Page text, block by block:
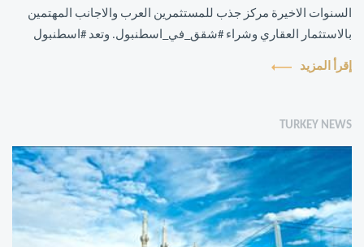
السنوات الاخيرة مركز جذب للمستثمرين العرب والاجانب المهتمين
بالاستثمار العقاري وشراء #شقق_في_اسطنبول. وتعد #اسطنبول
الوجهة الاولى كونها العا...
إقرأ المزيد
TURKEY NEWS